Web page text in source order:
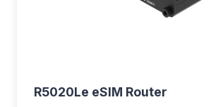
R5020Le eSIM Router